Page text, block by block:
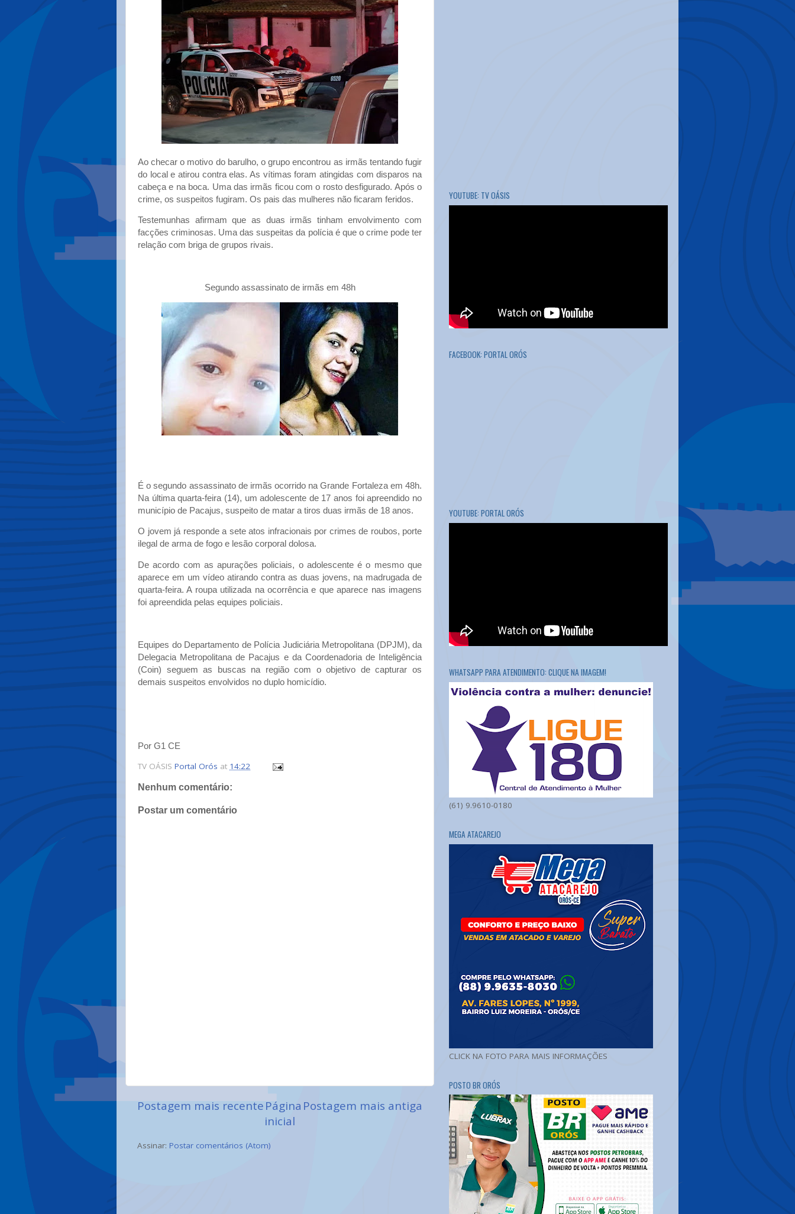
Ao checar o motivo do barulho, o grupo encontrou as irmãs tentando fugir
do local e atirou contra elas. As vítimas foram atingidas com disparos na
cabeça e na boca. Uma das irmãs ficou com o rosto desfigurado. Após o
crime, os suspeitos fugiram. Os pais das mulheres não ficaram feridos.
Testemunhas afirmam que as duas irmãs tinham envolvimento com
facções criminosas. Uma das suspeitas da polícia é que o crime pode ter
relação com briga de grupos rivais.
Segundo assassinato de irmãs em 48h
É o segundo assassinato de irmãs ocorrido na Grande Fortaleza em 48h.
Na última quarta-feira (14), um adolescente de 17 anos foi apreendido no
município de Pacajus, suspeito de matar a tiros duas irmãs de 18 anos.
O jovem já responde a sete atos infracionais por crimes de roubos, porte
ilegal de arma de fogo e lesão corporal dolosa.
De acordo com as apurações policiais, o adolescente é o mesmo que
aparece em um vídeo atirando contra as duas jovens, na madrugada de
quarta-feira. A roupa utilizada na ocorrência e que aparece nas imagens
foi apreendida pelas equipes policiais.
Equipes do Departamento de Polícia Judiciária Metropolitana (DPJM), da
Delegacia Metropolitana de Pacajus e da Coordenadoria de Inteligência
(Coin) seguem as buscas na região com o objetivo de capturar os
demais suspeitos envolvidos no duplo homicídio.
Por G1 CE
TV OÁSIS Portal Orós at 14:22
Nenhum comentário:
Postar um comentário
Postagem mais recente Postagem mais antiga
Página
inicial
Assinar: Postar comentários (Atom)
YOUTUBE: TV OÁSIS
FACEBOOK: PORTAL ORÓS
YOUTUBE: PORTAL ORÓS
WHATSAPP PARA ATENDIMENTO: CLIQUE NA IMAGEM!
(61) 9.9610-0180
MEGA ATACAREJO
CLICK NA FOTO PARA MAIS INFORMAÇÕES
POSTO BR ORÓS